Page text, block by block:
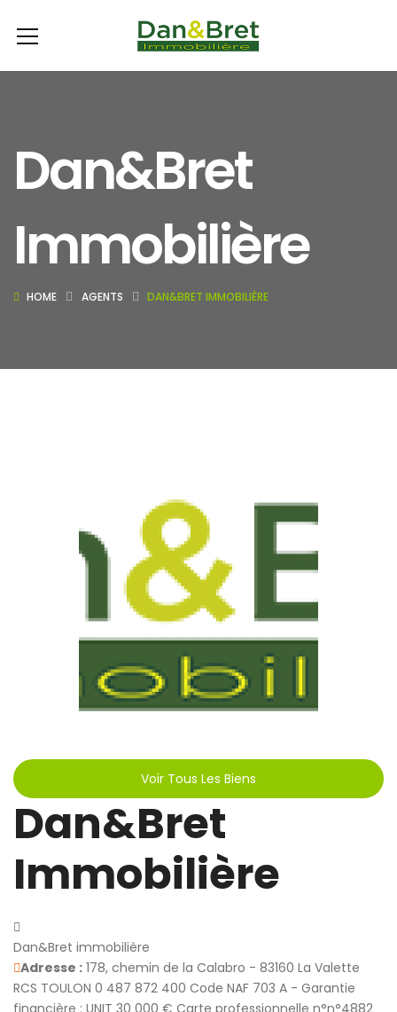
Dan&Bret
Immobilière
HOME AGENTS DAN&BRET IMMOBILIÈRE
Voir Tous Les Biens
Dan&Bret
Immobilière
Dan&Bret immobilière
Adresse : 178, chemin de la Calabro - 83160 La Valette
RCS TOULON 0 487 872 400 Code NAF 703 A - Garantie
financière : UNIT 30 000 € Carte professionnelle n°n°4882